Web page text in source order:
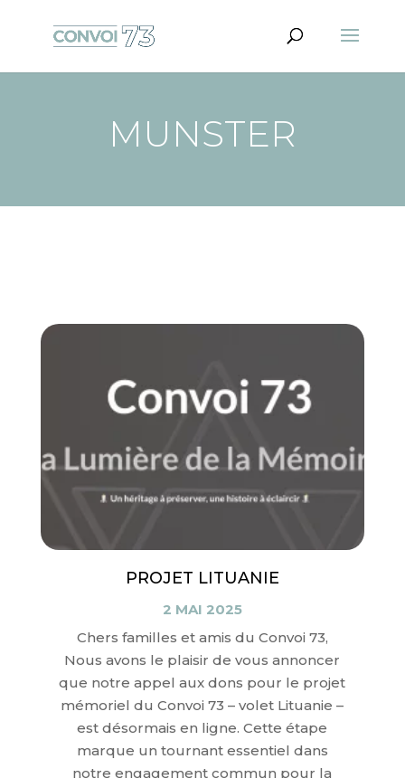
MUNSTER
PROJET LITUANIE
2 MAI 2025
Chers familles et amis du Convoi 73,
Nous avons le plaisir de vous annoncer
que notre appel aux dons pour le projet
mémoriel du Convoi 73 – volet Lituanie –
est désormais en ligne. Cette étape
marque un tournant essentiel dans
notre engagement commun pour la